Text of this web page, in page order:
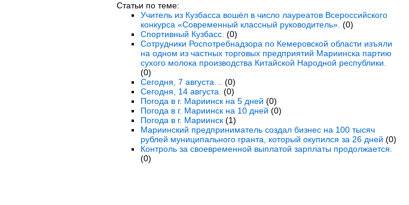
Статьи по теме:
Учитель из Кузбасса вошёл в число лауреатов Всероссийского
конкурса «Современный классный руководитель». (0)
Спортивный Кузбасс. (0)
Сотрудники Роспотребнадзора по Кемеровской области изъяли
на одном из частных торговых предприятий Мариинска партию
сухого молока производства Китайской Народной республики.
(0)
Сегодня, 7 августа…
(0)
Сегодня, 14 августа. (0)
Погода в г. Мариинск на 5 дней (0)
Погода в г. Мариинск на 10 дней (0)
Погода в г. Мариинск(1)
Мариинский предприниматель создал бизнес на 100 тысяч
рублей муниципального гранта, который окупился за 26 дней (0)
Контроль за своевременной выплатой зарплаты продолжается.
(0)